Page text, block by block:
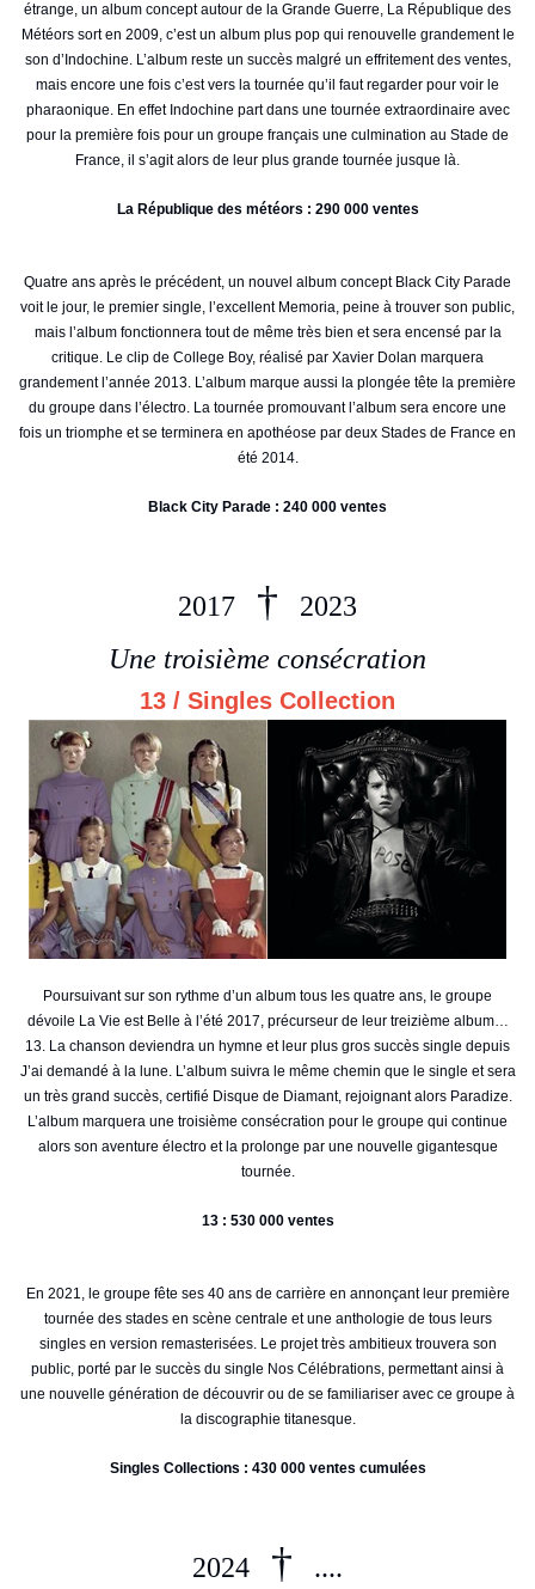
étrange, un album concept autour de la Grande Guerre, La République des
Météors sort en 2009, c’est un album plus pop qui renouvelle grandement le
son d’Indochine. L’album reste un succès malgré un effritement des ventes,
mais encore une fois c’est vers la tournée qu’il faut regarder pour voir le
pharaonique. En effet Indochine part dans une tournée extraordinaire avec
pour la première fois pour un groupe français une culmination au Stade de
France, il s’agit alors de leur plus grande tournée jusque là.
La République des météors : 290 000 ventes
Quatre ans après le précédent, un nouvel album concept Black City Parade
voit le jour, le premier single, l’excellent Memoria, peine à trouver son public,
mais l’album fonctionnera tout de même très bien et sera encensé par la
critique. Le clip de College Boy, réalisé par Xavier Dolan marquera
grandement l’année 2013. L’album marque aussi la plongée tête la première
du groupe dans l’électro. La tournée promouvant l’album sera encore une
fois un triomphe et se terminera en apothéose par deux Stades de France en
été 2014.
Black City Parade : 240 000 ventes
2017 † 2023
Une troisième consécration
13 / Singles Collection
Poursuivant sur son rythme d’un album tous les quatre ans, le groupe
dévoile La Vie est Belle à l’été 2017, précurseur de leur treizième album…
13. La chanson deviendra un hymne et leur plus gros succès single depuis
J’ai demandé à la lune. L’album suivra le même chemin que le single et sera
un très grand succès, certifié Disque de Diamant, rejoignant alors Paradize.
L’album marquera une troisième consécration pour le groupe qui continue
alors son aventure électro et la prolonge par une nouvelle gigantesque
tournée.
13 : 530 000 ventes
En 2021, le groupe fête ses 40 ans de carrière en annonçant leur première
tournée des stades en scène centrale et une anthologie de tous leurs
singles en version remasterisées. Le projet très ambitieux trouvera son
public, porté par le succès du single Nos Célébrations, permettant ainsi à
une nouvelle génération de découvrir ou de se familiariser avec ce groupe à
la discographie titanesque.
Singles Collections : 430 000 ventes cumulées
2024 † ....